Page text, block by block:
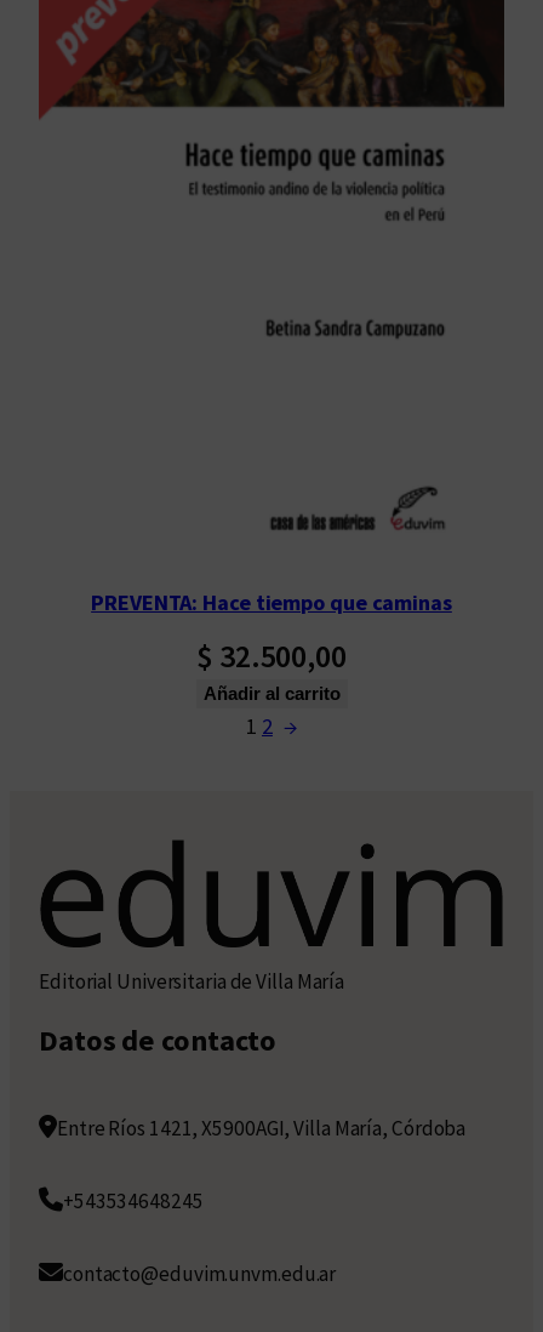
PREVENTA: Hace tiempo que caminas
$ 32.500,00
Añadir al carrito
1 2 →
Editorial Universitaria de Villa María
Datos de contacto
Entre Ríos 1421, X5900AGI, Villa María, Córdoba
+543534648245
contacto@eduvim.unvm.edu.ar